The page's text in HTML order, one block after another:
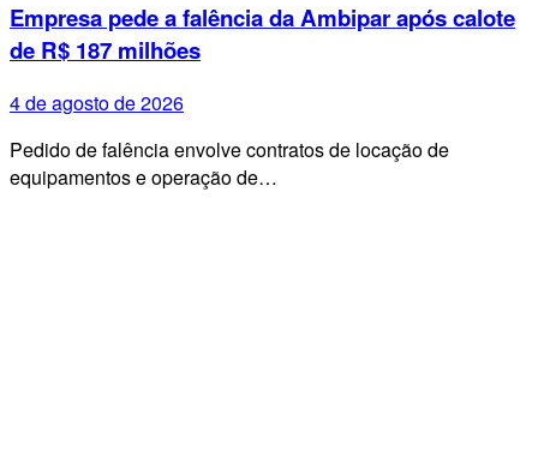
Empresa pede a falência da Ambipar após calote
de R$ 187 milhões
4 de agosto de 2026
Pedido de falência envolve contratos de locação de
equipamentos e operação de…